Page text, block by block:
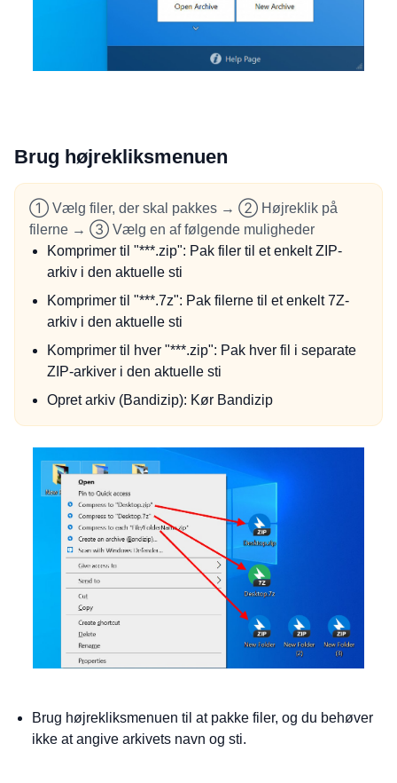
Brug højrekliksmenuen
① Vælg filer, der skal pakkes → ② Højreklik på
filerne → ③ Vælg en af følgende muligheder
Komprimer til "***.zip": Pak filer til et enkelt ZIP-
arkiv i den aktuelle sti
Komprimer til "***.7z": Pak filerne til et enkelt 7Z-
arkiv i den aktuelle sti
Komprimer til hver "***.zip": Pak hver fil i separate
ZIP-arkiver i den aktuelle sti
Opret arkiv (Bandizip): Kør Bandizip
Brug højrekliksmenuen til at pakke filer, og du behøver
ikke at angive arkivets navn og sti.